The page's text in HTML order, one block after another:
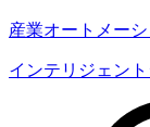
産業オートメー
インテリジェン